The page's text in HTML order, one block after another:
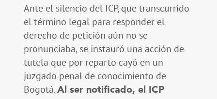
Ante el silencio del ICP, que transcurrido
el término legal para responder el
derecho de petición aún no se
pronunciaba, se instauró una acción de
tutela que por reparto cayó en un
juzgado penal de conocimiento de
Bogotá. Al ser notificado, el ICP